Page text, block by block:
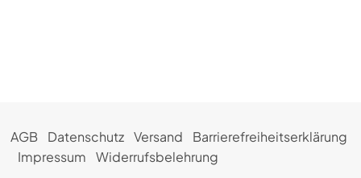
AGB Datenschutz Versand
Barrierefreiheitserklärung
Impressum
Widerrufsbelehrung